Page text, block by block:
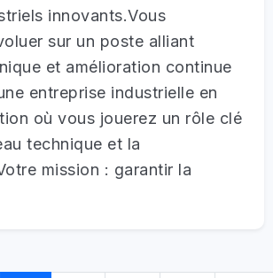
innovants.Vous
sur un poste alliant
et amélioration continue
entreprise industrielle en
où vous jouerez un rôle clé
technique et la
mission : garantir la